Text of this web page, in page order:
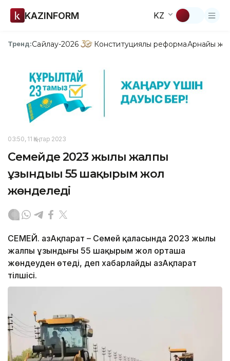
KAZINFORM KZ
Тренд:Сайлау-2026 Конституциялық реформаАрнайы
03:50, 11 Қаңтар 2023
Семейде 2023 жылы жалпы
ұзындығы 55 шақырым жол
жөнделеді
СЕМЕЙ. ҚазАқпарат – Семей қаласында 2023 жылы
жалпы ұзындығы 55 шақырым жол орташа
жөндеуден өтеді, деп хабарлайды ҚазАқпарат
тілшісі.